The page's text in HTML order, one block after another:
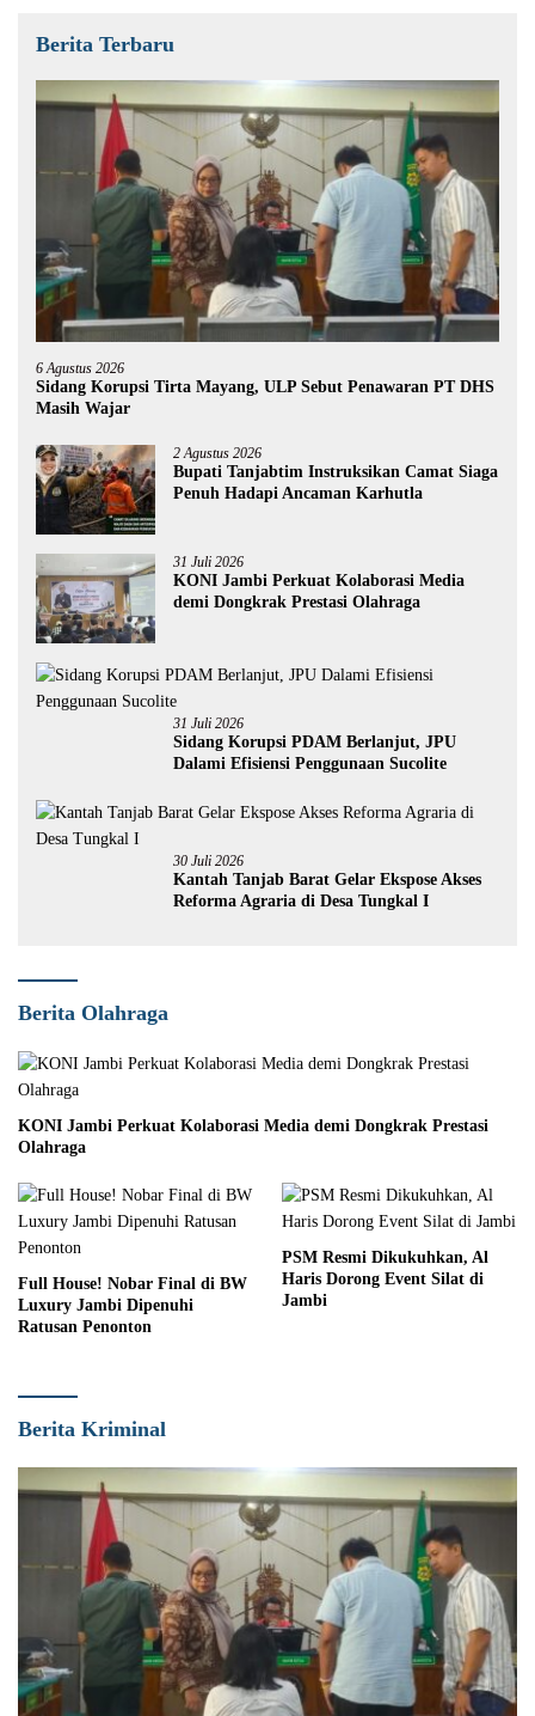
Berita Terbaru
6 Agustus 2026
Sidang Korupsi Tirta Mayang, ULP Sebut Penawaran PT DHS
Masih Wajar
2 Agustus 2026
Bupati Tanjabtim Instruksikan Camat Siaga
Penuh Hadapi Ancaman Karhutla
31 Juli 2026
KONI Jambi Perkuat Kolaborasi Media
demi Dongkrak Prestasi Olahraga
31 Juli 2026
Sidang Korupsi PDAM Berlanjut, JPU
Dalami Efisiensi Penggunaan Sucolite
30 Juli 2026
Kantah Tanjab Barat Gelar Ekspose Akses
Reforma Agraria di Desa Tungkal I
Berita Olahraga
KONI Jambi Perkuat Kolaborasi Media demi Dongkrak Prestasi
Olahraga
Full House! Nobar Final di BW
Luxury Jambi Dipenuhi
Ratusan Penonton
PSM Resmi Dikukuhkan, Al
Haris Dorong Event Silat di
Jambi
Berita Kriminal